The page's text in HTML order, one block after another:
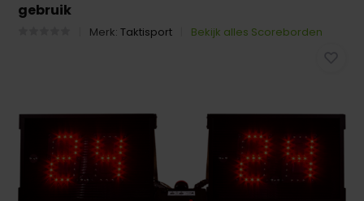
gebruik
Merk:Taktisport Bekijk alles Scoreborden